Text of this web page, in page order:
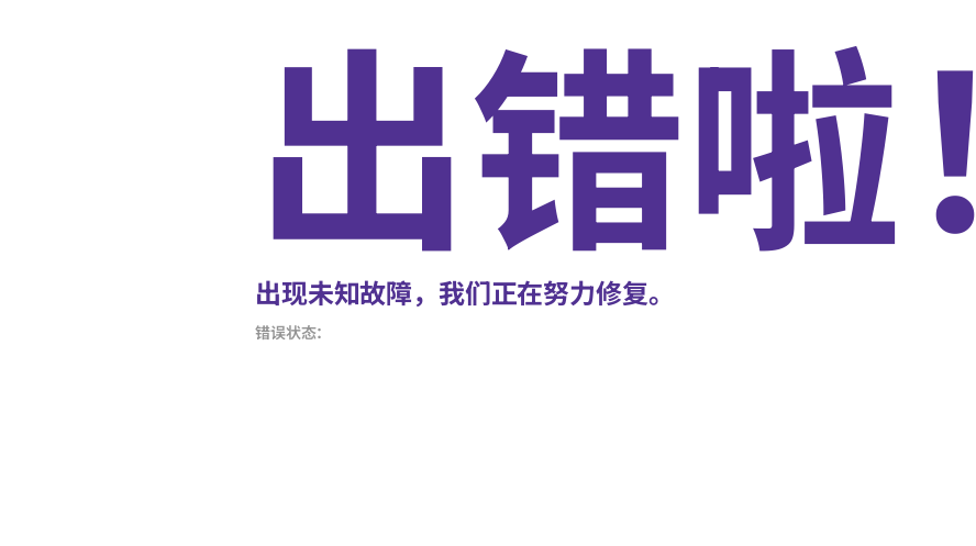
出错啦！
出现未知故障，我们正在努力修复。
错误状态：